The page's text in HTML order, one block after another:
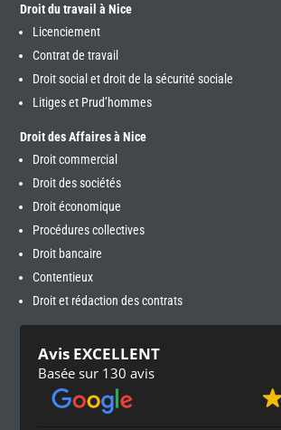
Droit du travail à Nice
Licenciement
Contrat de travail
Droit social et droit de la sécurité sociale
Litiges et Prud’hommes
Droit des Affaires à Nice
Droit commercial
Droit des sociétés
Droit économique
Procédures collectives
Droit bancaire
Contentieux
Droit et rédaction des contrats
Avis EXCELLENT
Basée sur 130 avis